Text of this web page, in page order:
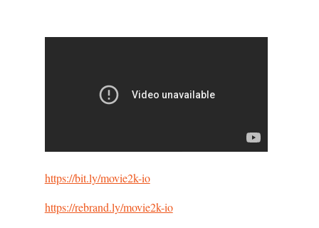
https://bit.ly/movie2k-io
https://rebrand.ly/movie2k-io